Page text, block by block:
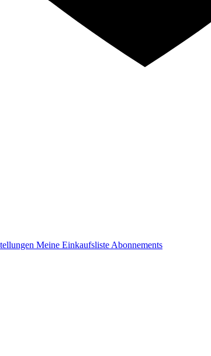
Meine EinkaufslisteAbonnements